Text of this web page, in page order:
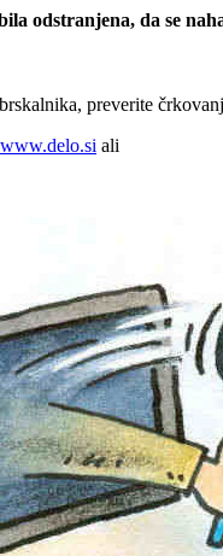
odstranjena, da se
preverite
www.delo.si ali